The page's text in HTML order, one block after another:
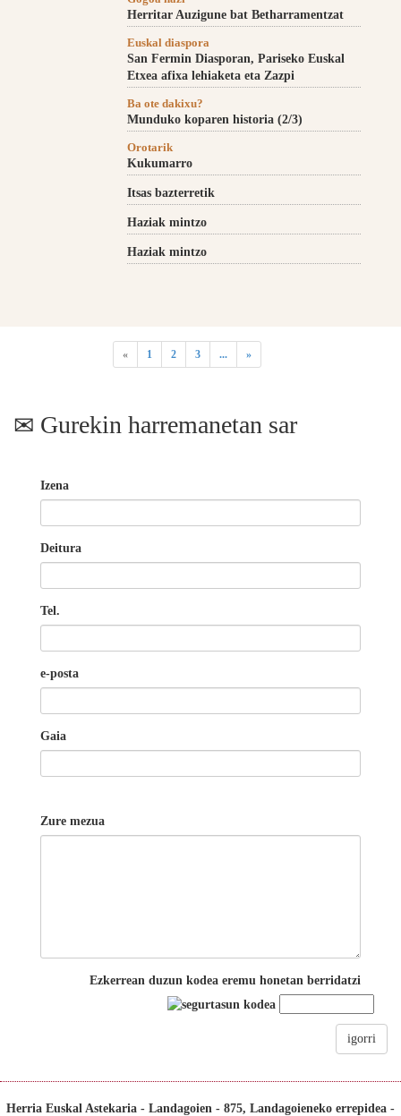
Herritar Auzigune bat Betharramentzat
Euskal diaspora
San Fermin Diasporan, Pariseko Euskal
Etxea afixa lehiaketa eta Zazpi
Ba ote dakixu?
Munduko koparen historia (2/3)
Orotarik
Kukumarro
Itsas bazterretik
Haziak mintzo
Haziak mintzo
« 1 2 3 ... »
Gurekin harremanetan sar
Izena
Deitura
Tel.
e-posta
Gaia
Zure mezua
Ezkerrean duzun kodea eremu honetan berridatzi
igorri
Herria Euskal Astekaria - Landagoien - 875, Landagoieneko errepidea -